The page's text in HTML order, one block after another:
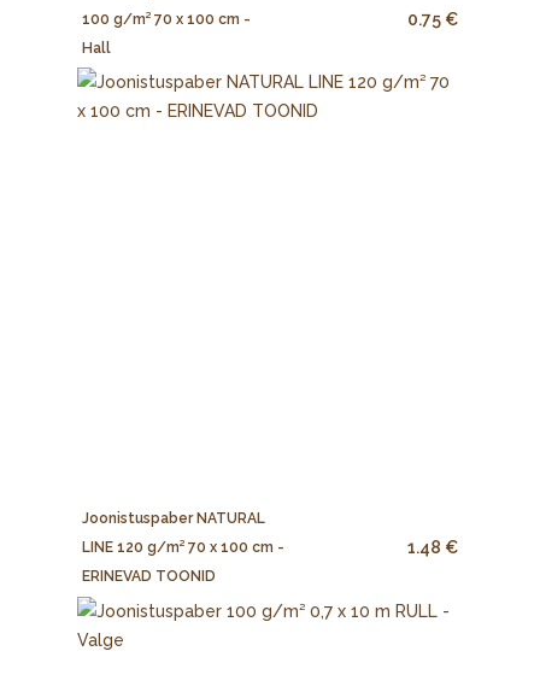
100 g/m² 70 x 100 cm -
Hall
0.75 €
Joonistuspaber NATURAL
LINE 120 g/m² 70 x 100 cm -
ERINEVAD TOONID
1.48 €